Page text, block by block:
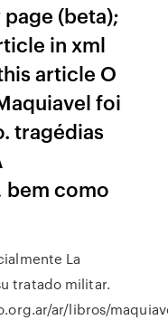
(beta);
in xml
article O
foi
tragédias
bem como
La
tratado militar.
ar/libros/